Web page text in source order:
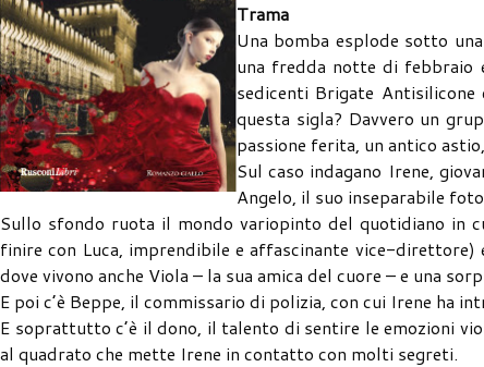
Trama
Una bomba esplode sotto
una fredda notte di febbraio
sedicenti Brigate
questa sigla? Davvero un
passione ferita, un antico
Sul caso indagano Irene,
Angelo, il suo inseparabile
Sullo sfondo ruota il mondo variopinto del quotidiano in
finire con Luca, imprendibile e affascinante vice-
dove vivono anche Viola – la sua amica del cuore – e una
E poi c’è Beppe, il commissario di polizia, con cui Irene ha
E soprattutto c’è il dono, il talento di sentire le emozioni
al quadrato che mette Irene in contatto con molti segreti.